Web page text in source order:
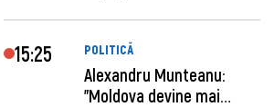
15:25 POLITICĂ
Alexandru Munteanu:
"Moldova devine mai